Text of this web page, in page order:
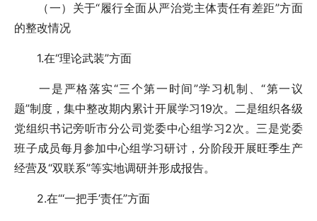
（一）关于“履行全面从严治党主体责任有差距”方面
的整改情况
1.在“理论武装”方面
一是严格落实“三个第一时间”学习机制、“第一议
题”制度，集中整改期内累计开展学习19次。二是组织各级
党组织书记旁听市分公司党委中心组学习2次。三是党委
班子成员每月参加中心组学习研讨，分阶段开展旺季生产
经营及“双联系”等实地调研并形成报告。
2.在“‘一把手’责任”方面